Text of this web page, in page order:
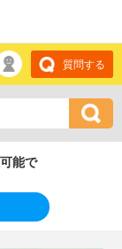
質問する
能で